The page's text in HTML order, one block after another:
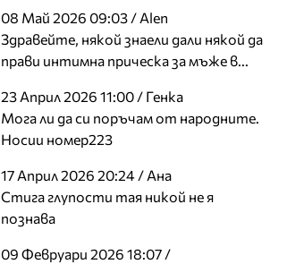
08 Май 2026 09:03 / Alen
Здравейте, някой знаели дали някой да
прави интимна прическа за мъже в...
23 Април 2026 11:00 / Генка
Мога ли да си поръчам от народните.
Носии номер223
17 Април 2026 20:24 / Ана
Стига глупости тая никой не я
познава
09 Февруари 2026 18:07 /